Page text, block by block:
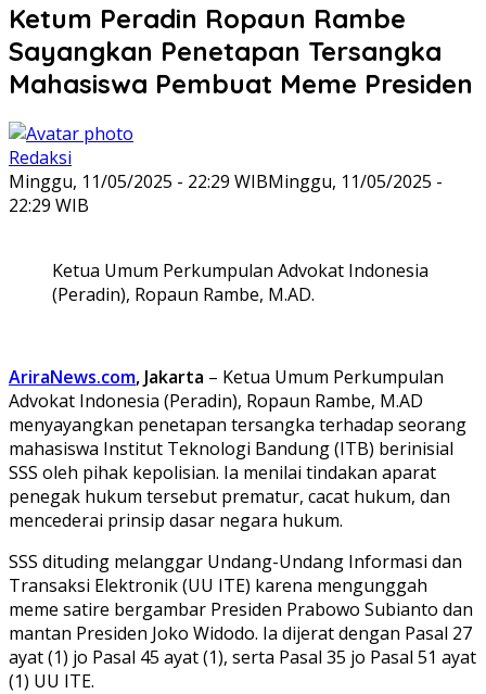
Ketum Peradin Ropaun Rambe
Sayangkan Penetapan Tersangka
Mahasiswa Pembuat Meme Presiden
Redaksi
Minggu, 11/05/2025 - 22:29 WIBMinggu, 11/05/2025 -
22:29 WIB
Ketua Umum Perkumpulan Advokat Indonesia
(Peradin), Ropaun Rambe, M.AD.
AriraNews.com, Jakarta – Ketua Umum Perkumpulan
Advokat Indonesia (Peradin), Ropaun Rambe, M.AD
menyayangkan penetapan tersangka terhadap seorang
mahasiswa Institut Teknologi Bandung (ITB) berinisial
SSS oleh pihak kepolisian. Ia menilai tindakan aparat
penegak hukum tersebut prematur, cacat hukum, dan
mencederai prinsip dasar negara hukum.
SSS dituding melanggar Undang-Undang Informasi dan
Transaksi Elektronik (UU ITE) karena mengunggah
meme satire bergambar Presiden Prabowo Subianto dan
mantan Presiden Joko Widodo. Ia dijerat dengan Pasal 27
ayat (1) jo Pasal 45 ayat (1), serta Pasal 35 jo Pasal 51 ayat
(1) UU ITE.